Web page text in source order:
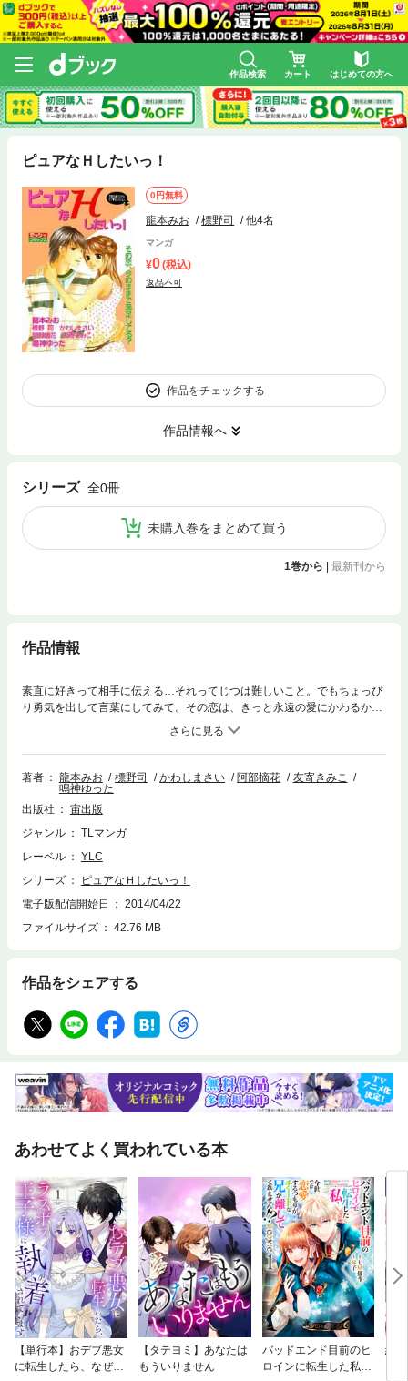
作品検索 カート はじめての方へ
ピュアなＨしたいっ！
0円無料
龍本みお 標野司 他4名
マンガ
0(税込)
返品不可
作品をチェックする
作品情報へ
シリーズ 全0冊
未購入巻をまとめて買う
1巻から | 最新刊から
作品情報
素直に好きって相手に伝える…それってじつは難しいこと。でもちょっぴ
り勇気を出して言葉にしてみて。その恋は、きっと永遠の愛にかわるか
ら。６組のカップルが贈る、優しくて温かな純愛物語。どんな困難にもく
じけず、強い絆を手に入れるハッピーエンド。あなたの日常にも幸せを運
んでくれる、甘い、甘い一冊です。
著者
龍本みお 標野司 かわしまさい 阿部摘花
友寄きみこ
鳴神ゆった
出版社
宙出版
ジャンル
TLマンガ
レーベル
YLC
シリーズ
ピュアなＨしたいっ！
電子版配信開始日
2014/04/22
ファイルサイズ
42.76 MB
作品をシェアする
あわせてよく買われている本
【単行本】おデブ悪女
に転生したら、なぜか
【タテヨミ】あなたは
もういりません
バッドエンド目前のヒ
ロインに転生した私、
結